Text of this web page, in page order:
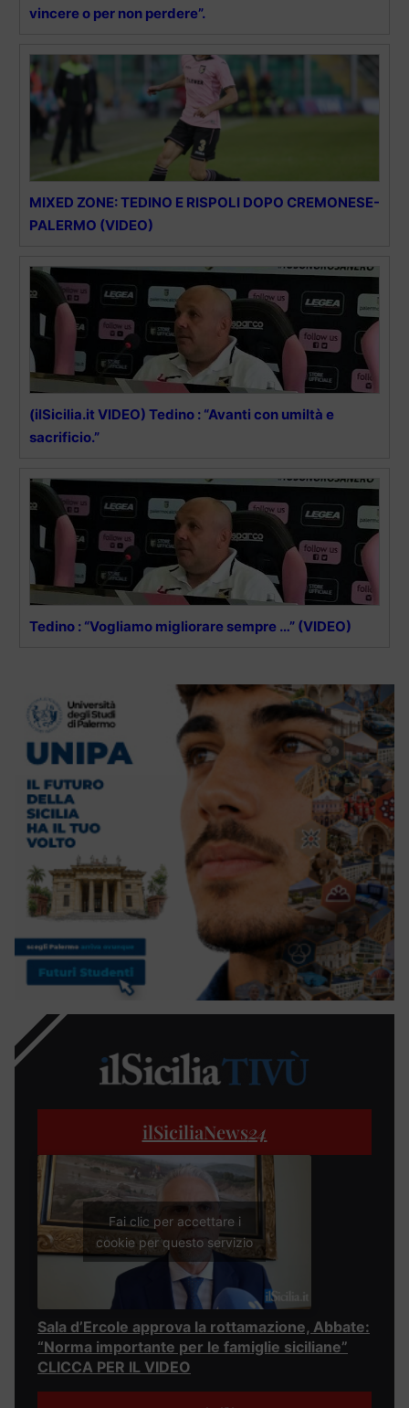
vincere o per non perdere”.
MIXED ZONE: TEDINO E RISPOLI DOPO CREMONESE-
PALERMO (VIDEO)
(ilSicilia.it VIDEO) Tedino : “Avanti con umiltà e
sacrificio.”
Tedino : “Vogliamo migliorare sempre …” (VIDEO)
ilSiciliaNews24
Fai clic per accettare i
cookie per questo servizio
Sala d’Ercole approva la rottamazione, Abbate:
“Norma importante per le famiglie siciliane”
CLICCA PER IL VIDEO